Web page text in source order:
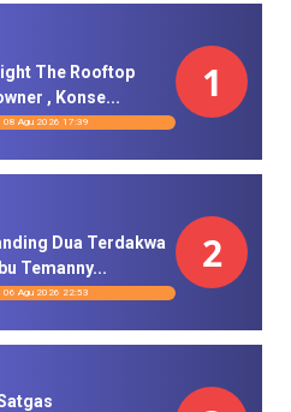
The Rooftop
, Konse...
08 Agu 2026 17:39
1
Dua Terdakwa
Temanny...
06 Agu 2026 22:53
2